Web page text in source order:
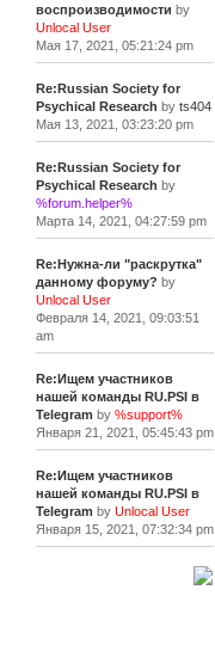
воспроизводимости by
Unlocal User
Мая 17, 2021, 05:21:24 pm
Re:Russian Society for
Psychical Research by ts404
Мая 13, 2021, 03:23:20 pm
Re:Russian Society for
Psychical Research by
%forum.helper%
Марта 14, 2021, 04:27:59 pm
Re:Нужна-ли "раскрутка"
данному форуму? by
Unlocal User
Февраля 14, 2021, 09:03:51
am
Re:Ищем участников
нашей команды RU.PSI в
Telegram by %support%
Января 21, 2021, 05:45:43 pm
Re:Ищем участников
нашей команды RU.PSI в
Telegram by Unlocal User
Января 15, 2021, 07:32:34 pm